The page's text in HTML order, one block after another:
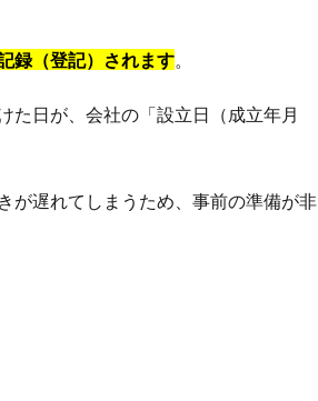
録（登記）されます
た日が、会社の「設立日（成立年月
が遅れてしまうため、事前の準備が非